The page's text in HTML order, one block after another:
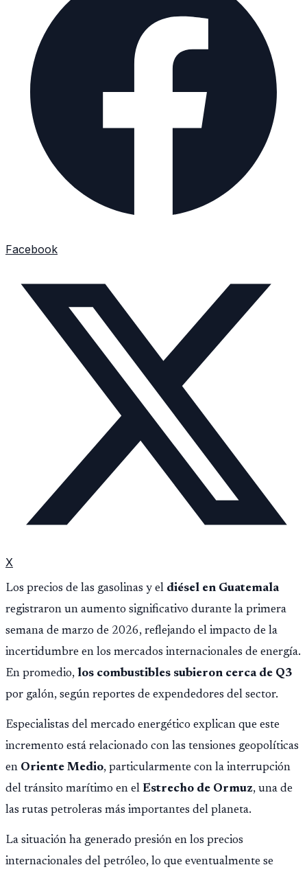
Facebook
X
Los precios de las gasolinas y el diésel en Guatemala
registraron un aumento significativo durante la primera
semana de marzo de 2026, reflejando el impacto de la
incertidumbre en los mercados internacionales de energía.
En promedio, los combustibles subieron cerca de Q3
por galón, según reportes de expendedores del sector.
Especialistas del mercado energético explican que este
incremento está relacionado con las tensiones geopolíticas
en Oriente Medio, particularmente con la interrupción
del tránsito marítimo en el Estrecho de Ormuz, una de
las rutas petroleras más importantes del planeta.
La situación ha generado presión en los precios
internacionales del petróleo, lo que eventualmente se